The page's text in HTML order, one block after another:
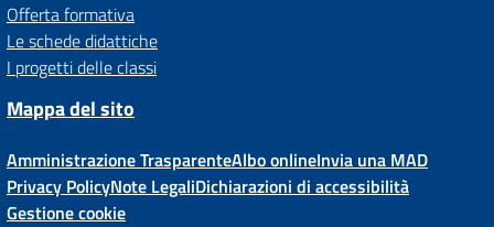
Offerta formativa
Le schede didattiche
I progetti delle classi
Mappa del sito
Amministrazione TrasparenteAlbo onlineInvia una MAD
Privacy PolicyNote LegaliDichiarazioni di accessibilità
Gestione cookie